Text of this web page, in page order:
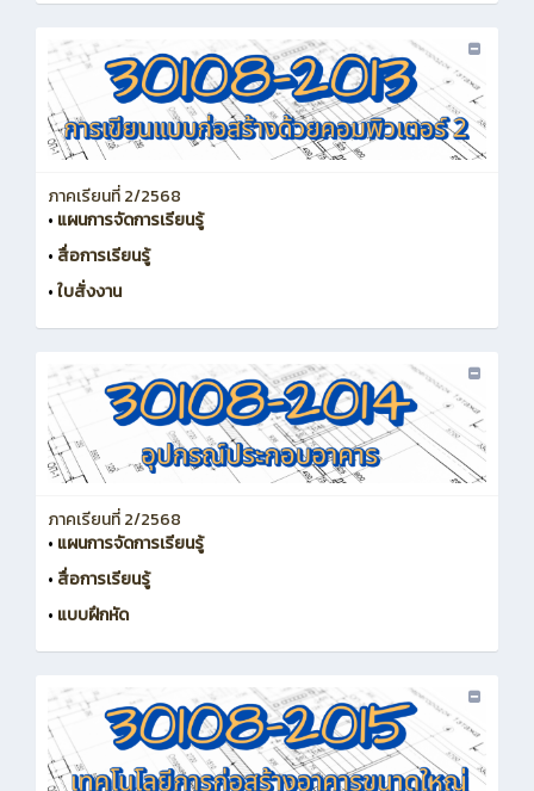
ภาคเรียนที่ 2/2568
• แผนการจัดการเรียนรู้
• สื่อการเรียนรู้
•ใบสั่งงาน
ภาคเรียนที่ 2/2568
• แผนการจัดการเรียนรู้
• สื่อการเรียนรู้
• แบบฝึกหัด